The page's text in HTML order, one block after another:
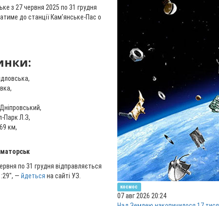
з 27 червня 2025 по 31 грудня
до станції Кам'янське-Пас о
Парк Л.З,
км,
по 31 грудня відправляється
— йдеться на сайті УЗ.
космос
07 авг 2026 20:24